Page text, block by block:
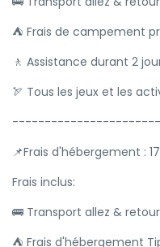
⛺ Frais de campement
🚶 Assistance durant 2
🏹 Tous les jeux et les
📌Frais d'hébergement :
Frais inclus:
🚌 Transport allez &
⛺ Frais d'hébergement